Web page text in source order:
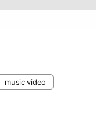
music video